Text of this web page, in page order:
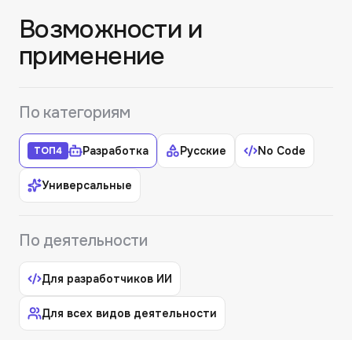
Возможности и
применение
По категориям
ТОП4 Разработка Русские No Code
Универсальные
По деятельности
Для разработчиков ИИ
Для всех видов деятельности